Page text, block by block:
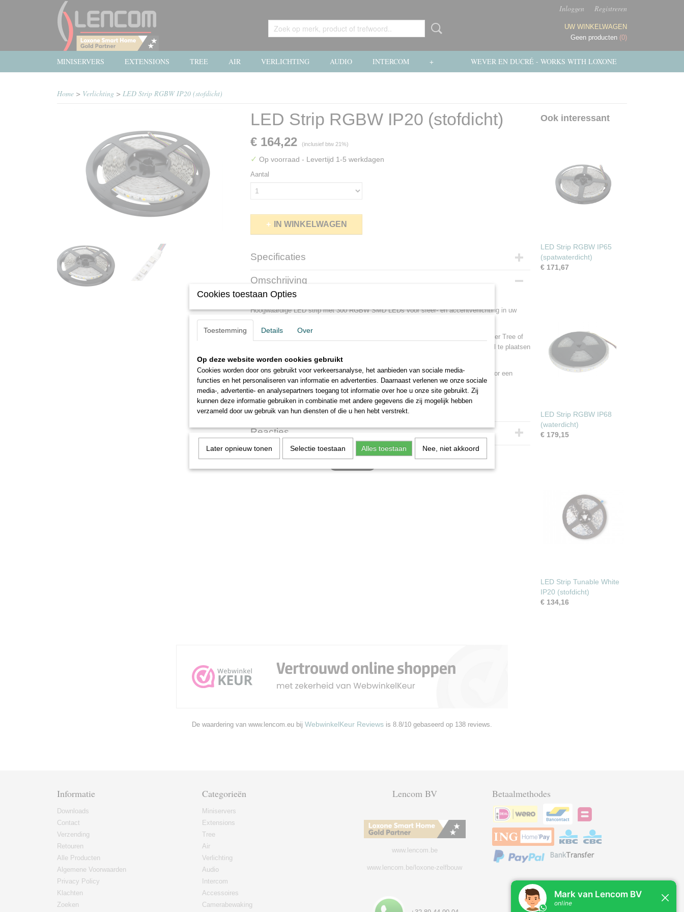
Inloggen Registreren
UW WINKELWAGEN
Geen producten (0)
WEVER EN DUCRÉ - WORKS WITH LOXONE
MINISERVERS EXTENSIONS TREE AIR VERLICHTING AUDIO INTERCOM +
Home > Verlichting > LED Strip RGBW IP20 (stofdicht)
LED Strip RGBW IP20 (stofdicht)
€ 164,22 (inclusief btw 21%)
✓ Op voorraad - Levertijd 1-5 werkdagen
Aantal
IN WINKELWAGEN
Specificaties
Productcode leverancier
Aansluitspanning
Vermogen
Helderheid
Blauw: 300 - 550Lm Warmwit: 160 - 2000Lm
Omschrijving
LED Strip RGBW IP20 (stofdicht)
Hoogwaardige LED strip met 300 RGBW SMD LEDs voor sfeer- en accentverlichting in uw
Loxone Smart Home.
De LED Strip RGBW IP20 kan worden aangesloten op een RGBW (compact) dimmer Tree of
Air. Om de levensduur te verlengen is het aangeraden om de ledstrips in een profiel te plaatsen
en om niet meer dan twee ledstrips met elkaar te verbinden.
Indien gewenst kunnen wij de profielen voor deze ledstrip leveren. Stuur ons hiervoor een
berichtje.
Bekijk de technische informatie op de website van Loxone:
-Datasheet LED Strip RGBW
Reacties
Ook interessant
LED Strip RGBW IP65
(spatwaterdicht)
€ 171,67
LED Strip RGBW IP68
(waterdicht)
€ 179,15
LED Strip Tunable White
IP20 (stofdicht)
€ 134,16
De waardering van www.lencom.eu bij WebwinkelKeur Reviews is 8.8/10 gebaseerd op 138 reviews.
Informatie
Downloads
Contact
Verzending
Retouren
Alle Producten
Algemene Voorwaarden
Privacy Policy
Klachten
Zoeken
Categorieën
Miniservers
Extensions
Tree
Air
Verlichting
Audio
Intercom
Accessoires
Camerabewaking
Lencom BV
www.lencom.be
www.lencom.be/loxone-zelfbouw
Betaalmethodes
Cookies toestaan Opties
Toestemming Details Over
Op deze website worden cookies gebruikt
Cookies worden door ons gebruikt voor verkeersanalyse, het aanbieden van sociale media-
functies en het personaliseren van informatie en advertenties. Daarnaast verlenen we onze sociale
media-, advertentie- en analysepartners toegang tot informatie over hoe u onze site gebruikt. Zij
kunnen deze informatie gebruiken in combinatie met andere gegevens die zij mogelijk hebben
verzameld door uw gebruik van hun diensten of die u hen hebt verstrekt.
Later opnieuw tonen Selectie toestaan Alles toestaan Nee, niet akkoord